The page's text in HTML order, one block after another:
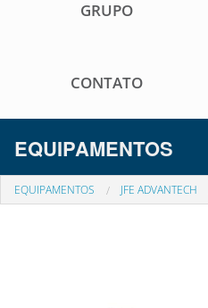
GRUPO
CONTATO
EQUIPAMENTOS
EQUIPAMENTOS JFE ADVANTECH